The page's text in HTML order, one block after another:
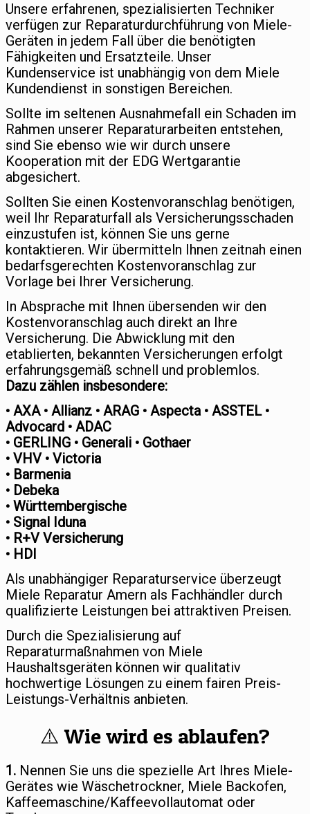
Unsere erfahrenen, spezialisierten Techniker
verfügen zur Reparaturdurchführung von Miele-
Geräten in jedem Fall über die benötigten
Fähigkeiten und Ersatzteile. Unser
Kundenservice ist unabhängig von dem Miele
Kundendienst in sonstigen Bereichen.
Sollte im seltenen Ausnahmefall ein Schaden im
Rahmen unserer Reparaturarbeiten entstehen,
sind Sie ebenso wie wir durch unsere
Kooperation mit der EDG Wertgarantie
abgesichert.
Sollten Sie einen Kostenvoranschlag benötigen,
weil Ihr Reparaturfall als Versicherungsschaden
einzustufen ist, können Sie uns gerne
kontaktieren. Wir übermitteln Ihnen zeitnah einen
bedarfsgerechten Kostenvoranschlag zur
Vorlage bei Ihrer Versicherung.
In Absprache mit Ihnen übersenden wir den
Kostenvoranschlag auch direkt an Ihre
Versicherung. Die Abwicklung mit den
etablierten, bekannten Versicherungen erfolgt
erfahrungsgemäß schnell und problemlos.
Dazu zählen insbesondere:
• AXA • Allianz • ARAG • Aspecta • ASSTEL •
Advocard • ADAC
• GERLING • Generali • Gothaer
• VHV • Victoria
• Barmenia
• Debeka
• Württembergische
• Signal Iduna
• R+V Versicherung
• HDI
Als unabhängiger Reparaturservice überzeugt
Miele Reparatur Amern als Fachhändler durch
qualifizierte Leistungen bei attraktiven Preisen.
Durch die Spezialisierung auf
Reparaturmaßnahmen von Miele
Haushaltsgeräten können wir qualitativ
hochwertige Lösungen zu einem fairen Preis-
Leistungs-Verhältnis anbieten.
⚠️ Wie wird es ablaufen?
1. Nennen Sie uns die spezielle Art Ihres Miele-
Gerätes wie Wäschetrockner, Miele Backofen,
Kaffeemaschine/Kaffeevollautomat oder